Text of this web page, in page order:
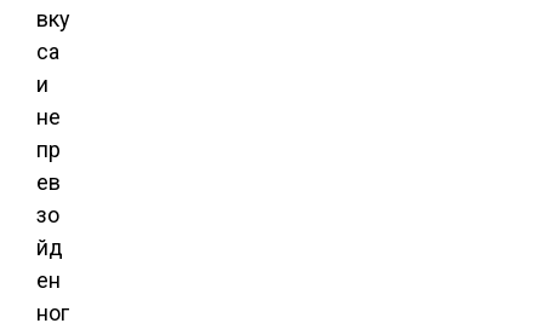
вку
са
и
не
пр
ев
зо
йд
ен
ног